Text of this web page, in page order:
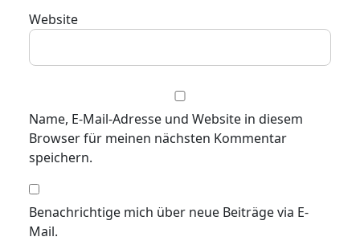
Website
Name, E-Mail-Adresse und Website in diesem
Browser für meinen nächsten Kommentar
speichern.
Benachrichtige mich über neue Beiträge via E-
Mail.